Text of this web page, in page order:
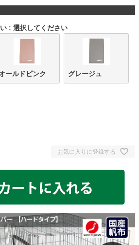
選択してください
ールドピンク グレージュ
お気に入りに登録する